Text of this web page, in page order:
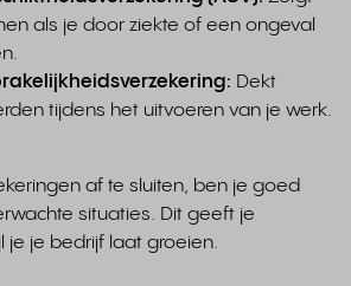
als je door ziekte of een ongeval
Dekt
tijdens het uitvoeren van je werk.
af te sluiten, ben je goed
situaties. Dit geeft je
je je bedrijf laat groeien.